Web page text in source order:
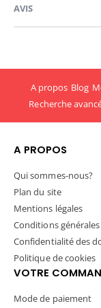
AVIS
A propos Blog
Recherche
A PROPOS
Qui sommes-nous?
Plan du site
Mentions légales
Conditions
Confidentialité des
Politique de cookies
VOTRE
Mode de paiement